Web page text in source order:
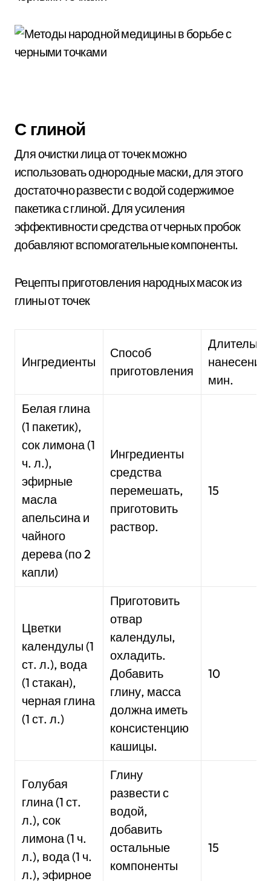
С глиной
Для очистки лица от точек можно
использовать однородные маски, для этого
достаточно развести с водой содержимое
пакетика с глиной. Для усиления
эффективности средства от черных пробок
добавляют вспомогательные компоненты.
Рецепты приготовления народных масок из
глины от точек
Ингредиенты
Способ
приготовления
нанесения,
мин.
Белая глина
(1 пакетик),
сок лимона (1
ч. л.),
эфирные
масла
апельсина и
чайного
дерева (по 2
капли)
Ингредиенты
средства
перемешать,
приготовить
раствор.
15
Цветки
календулы (1
ст. л.), вода
(1 стакан),
черная глина
(1 ст. л.)
Приготовить
отвар
календулы,
охладить.
Добавить
глину, масса
должна иметь
консистенцию
кашицы.
10
Голубая
глина (1 ст.
л.), сок
лимона (1 ч.
л.), вода (1 ч.
л.), эфирное
Глину
развести с
водой,
добавить
остальные
компоненты
15